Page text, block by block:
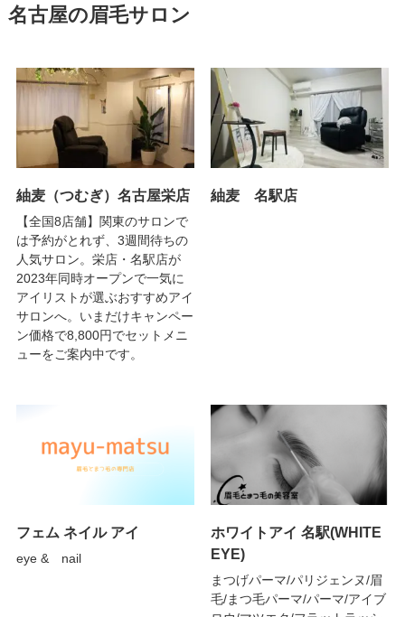
名古屋の眉毛サロン
紬麦（つむぎ）名古屋栄店
【全国8店舗】関東のサロンで
は予約がとれず、3週間待ちの
人気サロン。栄店・名駅店が
2023年同時オープンで一気に
アイリストが選ぶおすすめアイ
サロンへ。いまだけキャンペー
ン価格で8,800円でセットメニ
ューをご案内中です。
紬麦 名駅店
フェム ネイル アイ
eye & nail
ホワイトアイ 名駅(WHITE
EYE)
まつげパーマ/パリジェンヌ/眉
毛/まつ毛パーマ/パーマ/アイブ